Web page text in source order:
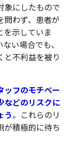
象にしたもので
問わず、患者が
を示していま
い場合でも、
と不利益を被り
ッフのモチベー
などのリスクに
う。これらのリ
が積極的に待ち